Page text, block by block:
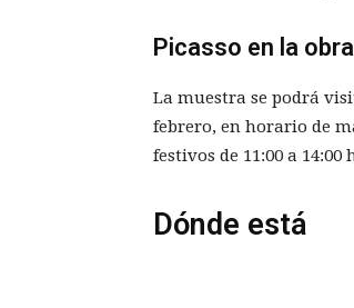
Picasso en la
La muestra se podrá
febrero, en horario de
festivos de 11:00 a
Dónde está